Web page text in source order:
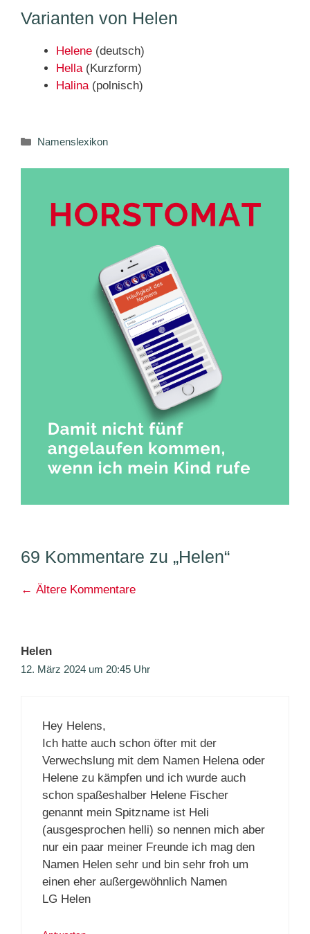
Varianten von Helen
Helene (deutsch)
Hella(Kurzform)
Halina(polnisch)
Kategorien
Namenslexikon
69 Kommentare zu „Helen“
Kommentarnavigation
← Ältere Kommentare
Helen
12. März 2024 um 20:45 Uhr
Hey Helens,
Ich hatte auch schon öfter mit der
Verwechslung mit dem Namen Helena oder
Helene zu kämpfen und ich wurde auch
schon spaßeshalber Helene Fischer
genannt mein Spitzname ist Heli
(ausgesprochen helli) so nennen mich aber
nur ein paar meiner Freunde ich mag den
Namen Helen sehr und bin sehr froh um
einen eher außergewöhnlich Namen
LG Helen